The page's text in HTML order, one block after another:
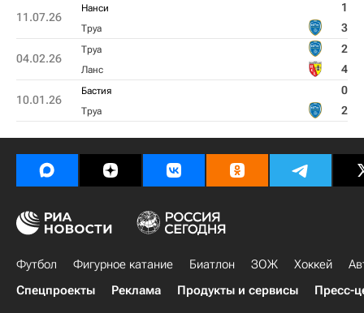
11.07.26
Нанси 1
Труа 3
04.02.26
Труа 2
Ланс 4
10.01.26
Бастия 0
Труа 2
Футбол Фигурное катание Биатлон ЗОЖ Хоккей
Спецпроекты
Реклама Продукты и сервисы Пресс-